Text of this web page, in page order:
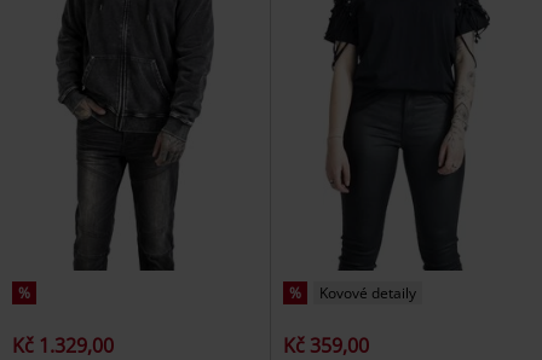
%
Kč 1.329,00
% Kovové detaily
Kč 359,00